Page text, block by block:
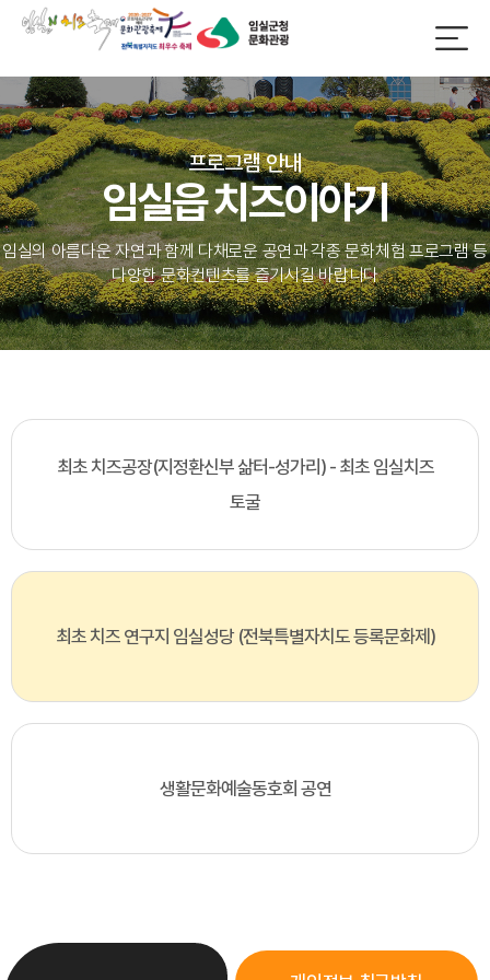
프로그램 안내
임실읍 치즈이야기
임실의 아름다운 자연과 함께 다채로운 공연과 각종 문화체험 프로그램 등
다양한 문화컨텐츠를 즐기시길 바랍니다
최초 치즈공장(지정환신부 삶터-성가리) - 최초 임실치즈
토굴
최초 치즈 연구지 임실성당 (전북특별자치도 등록문화제)
생활문화예술동호회 공연